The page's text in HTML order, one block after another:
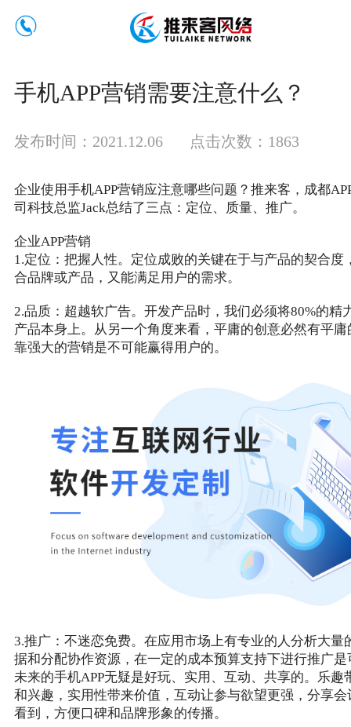
手机APP营销需要注意什么？
发布时间：2021.12.06 点击次数：1863
企业使用手机APP营销应注意哪些问题？推来客，成都
司科技总监Jack总结了三点：定位、质量、推广。
企业APP营销
1.定位：把握人性。定位成败的关键在于与产品的契合度
合品牌或产品，又能满足用户的需求。
2.品质：超越软广告。开发产品时，我们必须将80%的精
产品本身上。从另一个角度来看，平庸的创意必然有平庸
靠强大的营销是不可能赢得用户的。
3.推广：不迷恋免费。在应用市场上有专业的人分析大量
据和分配协作资源，在一定的成本预算支持下进行推广是
未来的手机APP无疑是好玩、实用、互动、共享的。乐趣
和兴趣，实用性带来价值，互动让参与欲望更强，分享会
看到，方便口碑和品牌形象的传播。